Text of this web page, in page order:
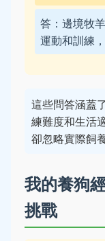
答：邊境牧
運動和訓練
這些問答涵蓋
練難度和生活
卻忽略實際飼
我的養狗
挑戰